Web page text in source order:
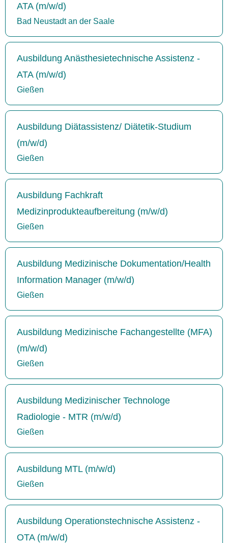
ATA (m/w/d)
Bad Neustadt an der Saale
Ausbildung Anästhesietechnische Assistenz -
ATA (m/w/d)
Gießen
Ausbildung Diätassistenz/ Diätetik-Studium
(m/w/d)
Gießen
Ausbildung Fachkraft
Medizinprodukteaufbereitung (m/w/d)
Gießen
Ausbildung Medizinische Dokumentation/Health
Information Manager (m/w/d)
Gießen
Ausbildung Medizinische Fachangestellte (MFA)
(m/w/d)
Gießen
Ausbildung Medizinischer Technologe
Radiologie - MTR (m/w/d)
Gießen
Ausbildung MTL (m/w/d)
Gießen
Ausbildung Operationstechnische Assistenz -
OTA (m/w/d)